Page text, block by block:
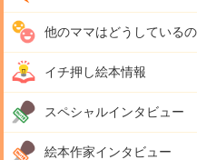
他のママはどうしているの
イチ押し絵本情報
スペシャルインタビュー
絵本作家インタビュー